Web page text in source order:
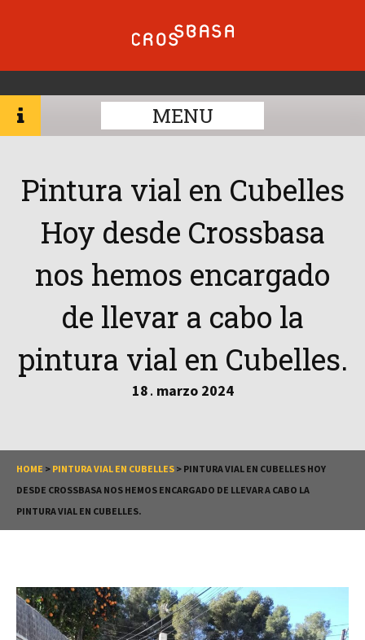
MENU
Pintura vial en Cubelles
Hoy desde Crossbasa
nos hemos encargado
de llevar a cabo la
pintura vial en Cubelles.
18 . marzo 2024
HOME > PINTURA VIAL EN CUBELLES > PINTURA VIAL EN CUBELLES HOY
DESDE CROSSBASA NOS HEMOS ENCARGADO DE LLEVAR A CABO LA
PINTURA VIAL EN CUBELLES.